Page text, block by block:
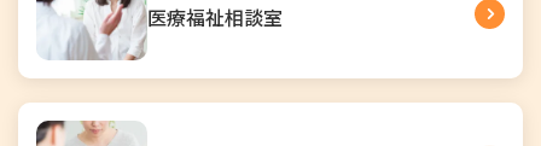
医療福祉相談室